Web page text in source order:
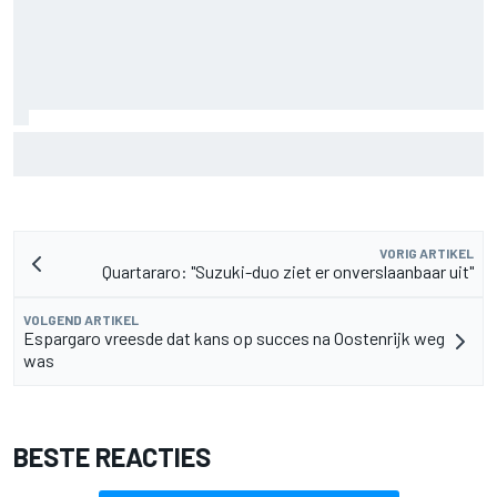
VORIG ARTIKEL
Quartararo: "Suzuki-duo ziet er onverslaanbaar uit"
VOLGEND ARTIKEL
Espargaro vreesde dat kans op succes na Oostenrijk weg
was
BESTE REACTIES